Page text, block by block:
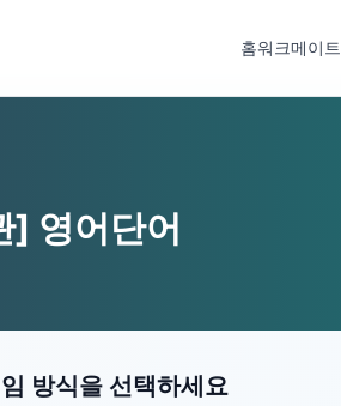
홈워크메이트
] 영어단어
방식을 선택하세요